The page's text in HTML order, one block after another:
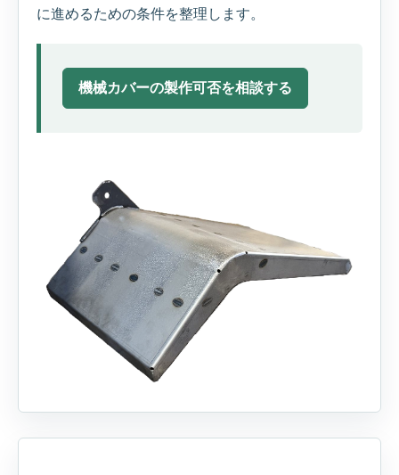
に進めるための条件を整理します。
機械カバーの製作可否を相談する